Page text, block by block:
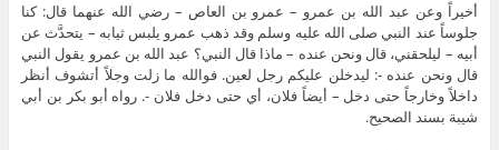
أخيراً وعن عبد الله بن عمرو – عمرو بن العاص – رضي الله عنهما قال: كنا
جلوساً عند النبي صلى الله عليه وسلم وقد ذهب عمرو يلبس ثيابه – يتحدَّث عن
أبيه – ليلحقني، قال ونحن عنده – ماذا قال النبي؟ عبد الله بن عمرو يقول النبي
قال ونحن عنده -: ليدخلن عليكم رجل لعين. فوالله ما زلت وجلاً أتشوف أنظر
داخلاً وخارجاً حتى دخل – أيضاً فلان، أي حتى دخل فلان -. رواه أبو بكر بن أبي
شيبة بسند الصحيح.